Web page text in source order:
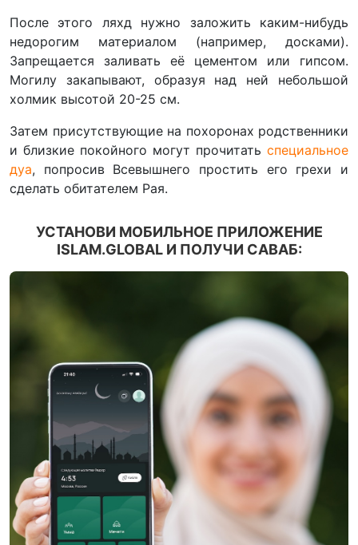
После этого ляхд нужно заложить каким-нибудь
недорогим материалом (например, досками).
Запрещается заливать её цементом или гипсом.
Могилу закапывают, образуя над ней небольшой
холмик высотой 20-25 см.
Затем присутствующие на похоронах родственники
и близкие покойного могут прочитать специальное
дуа, попросив Всевышнего простить его грехи и
сделать обитателем Рая.
УСТАНОВИ МОБИЛЬНОЕ ПРИЛОЖЕНИЕ
ISLAM.GLOBAL И ПОЛУЧИ САВАБ: